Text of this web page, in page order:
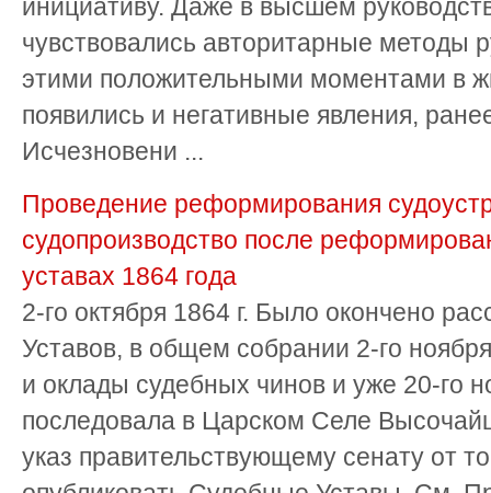
инициативу. Даже в высшем
чувствовались авторитарные методы
этими положительными моментами в
появились и негативные явления,
Исчезновени ...
Проведение реформирования
судопроизводство после
уставах 1864 года
2-го октября 1864 г. Было окончено
Уставов, в общем собрании 2-го
и оклады судебных чинов и уже 20-го
последовала в Царском Селе
указ правительствующему сенату от